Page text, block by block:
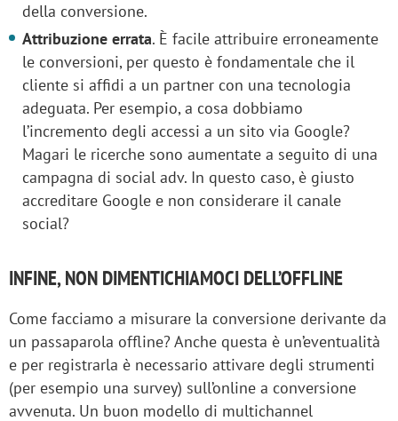
della conversione.
Attribuzione errata. È facile attribuire erroneamente
le conversioni, per questo è fondamentale che il
cliente si affidi a un partner con una tecnologia
adeguata. Per esempio, a cosa dobbiamo
l’incremento degli accessi a un sito via Google?
Magari le ricerche sono aumentate a seguito di una
campagna di social adv. In questo caso, è giusto
accreditare Google e non considerare il canale
social?
INFINE, NON DIMENTICHIAMOCI DELL’OFFLINE
Come facciamo a misurare la conversione derivante da
un passaparola offline? Anche questa è un’eventualità
e per registrarla è necessario attivare degli strumenti
(per esempio una survey) sull’online a conversione
avvenuta. Un buon modello di multichannel